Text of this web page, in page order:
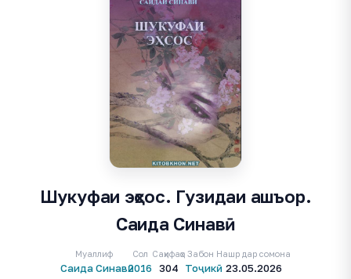
Шукуфаи эҳсос. Гузидаи ашъор.
Саида Синавӣ
Муаллиф
Саида Синавӣ
Сол
2016
Саҳифаҳо
304
Забон
Тоҷикӣ
Нашр дар сомона
23.05.2026